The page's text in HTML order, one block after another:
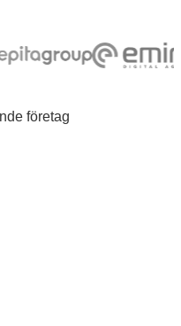
företag